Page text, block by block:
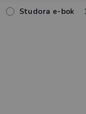
Studora e-bok